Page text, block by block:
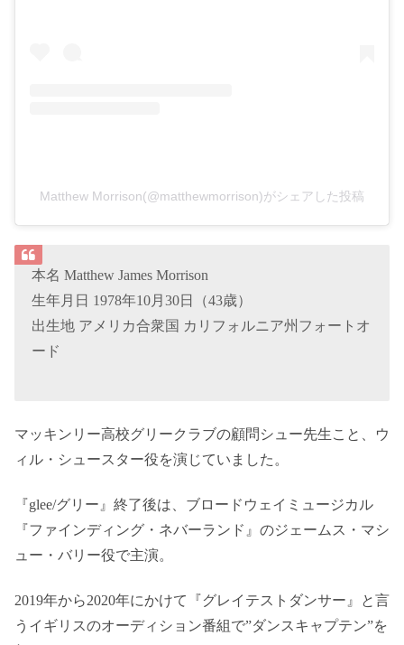
Matthew Morrison(@matthewmorrison)がシェアした投稿
本名 Matthew James Morrison
生年月日 1978年10月30日（43歳）
出生地 アメリカ合衆国 カリフォルニア州フォートオ
ード
マッキンリー高校グリークラブの顧問シュー先生こと、ウ
ィル・シュースター役を演じていました。
『glee/グリー』終了後は、ブロードウェイミュージカル
『ファインディング・ネバーランド』のジェームス・マシ
ュー・バリー役で主演。
2019年から2020年にかけて『グレイテストダンサー』と言
うイギリスのオーディション番組で”ダンスキャプテン”を